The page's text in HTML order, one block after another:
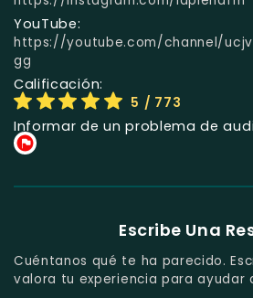
YouTube:
https://youtube.com/channel/
gg
Calificación:
5 / 773
Informar de un problema de
Escribe Una
Cuéntanos qué te ha parecido.
valora tu experiencia para ayudar